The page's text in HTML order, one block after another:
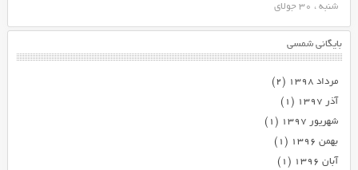
شنبه ، 30 جولای
بایگانی شمسی
مرداد ۱۳۹۸
(۲)
آذر ۱۳۹۷
(۱)
شهریور ۱۳۹۷
(۱)
بهمن ۱۳۹۶
(۱)
آبان ۱۳۹۶
(۱)